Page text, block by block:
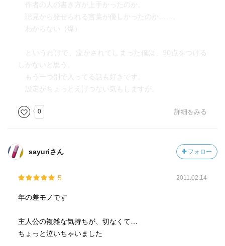
作者の人の書き方が上手かったのか。
聡見から発せられる言葉が優しかったのか……。
わからない（爆）
というわけで、泣かされてしまった僕は、90点をつける
しかないと思う。
もう一つ別で入ってる話も好きです。
設定がちょっとえげつない気もしますが。
0 詳細をみる
sayuriさん フォロー
5 2011.02.14
年の差モノです
主人公の複雑な気持ちが、切なくて…
ちょっと泣いちゃいました